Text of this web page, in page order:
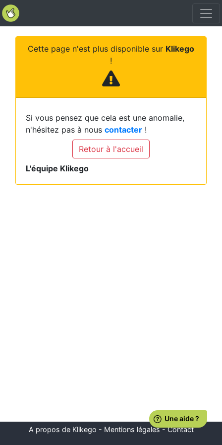
Cette page n'est plus disponible sur Klikego
!
Si vous pensez que cela est une anomalie,
n'hésitez pas à nous contacter !
Retour à l'accueil
L'équipe Klikego
A propos de Klikego - Mentions légales-Contact